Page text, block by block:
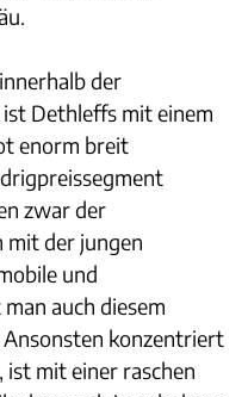
der
Dethleffs mit einem
enorm breit
zwar der
mit der jungen
und
auch diesem
Ansonsten konzentriert
ist mit einer raschen